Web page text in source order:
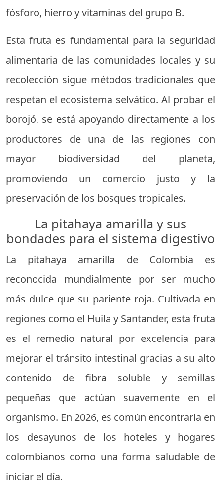
fósforo, hierro y vitaminas del grupo B.
Esta fruta es fundamental para la seguridad
alimentaria de las comunidades locales y su
recolección sigue métodos tradicionales que
respetan el ecosistema selvático. Al probar el
borojó, se está apoyando directamente a los
productores de una de las regiones con
mayor biodiversidad del planeta,
promoviendo un comercio justo y la
preservación de los bosques tropicales.
La pitahaya amarilla y sus
bondades para el sistema digestivo
La pitahaya amarilla de Colombia es
reconocida mundialmente por ser mucho
más dulce que su pariente roja. Cultivada en
regiones como el Huila y Santander, esta fruta
es el remedio natural por excelencia para
mejorar el tránsito intestinal gracias a su alto
contenido de fibra soluble y semillas
pequeñas que actúan suavemente en el
organismo. En 2026, es común encontrarla en
los desayunos de los hoteles y hogares
colombianos como una forma saludable de
iniciar el día.